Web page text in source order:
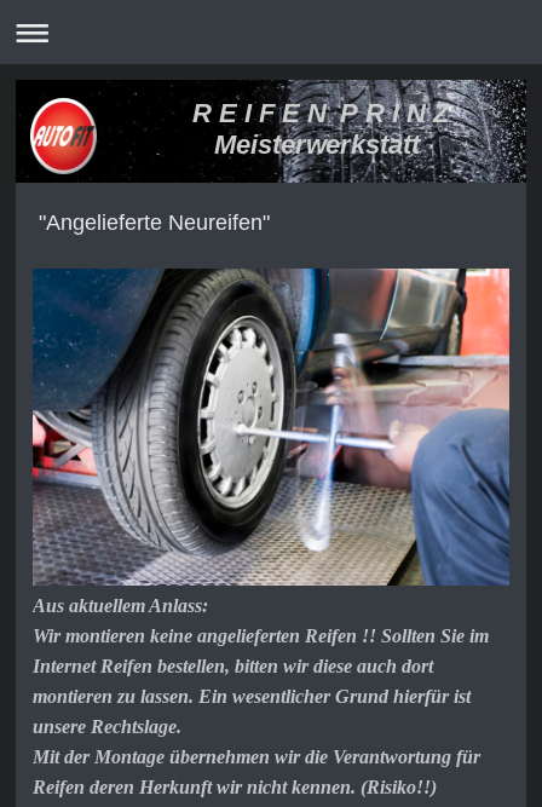
R E I F E N P R I N Z
Meisterwerkstatt
"Angelieferte Neureifen"
Aus aktuellem Anlass:
Wir montieren keine angelieferten Reifen !! Sollten Sie im
Internet Reifen bestellen, bitten wir diese auch dort
montieren zu lassen. Ein wesentlicher Grund hierfür ist
unsere Rechtslage.
Mit der Montage übernehmen wir die Verantwortung für
Reifen deren Herkunft wir nicht kennen. (Risiko!!)